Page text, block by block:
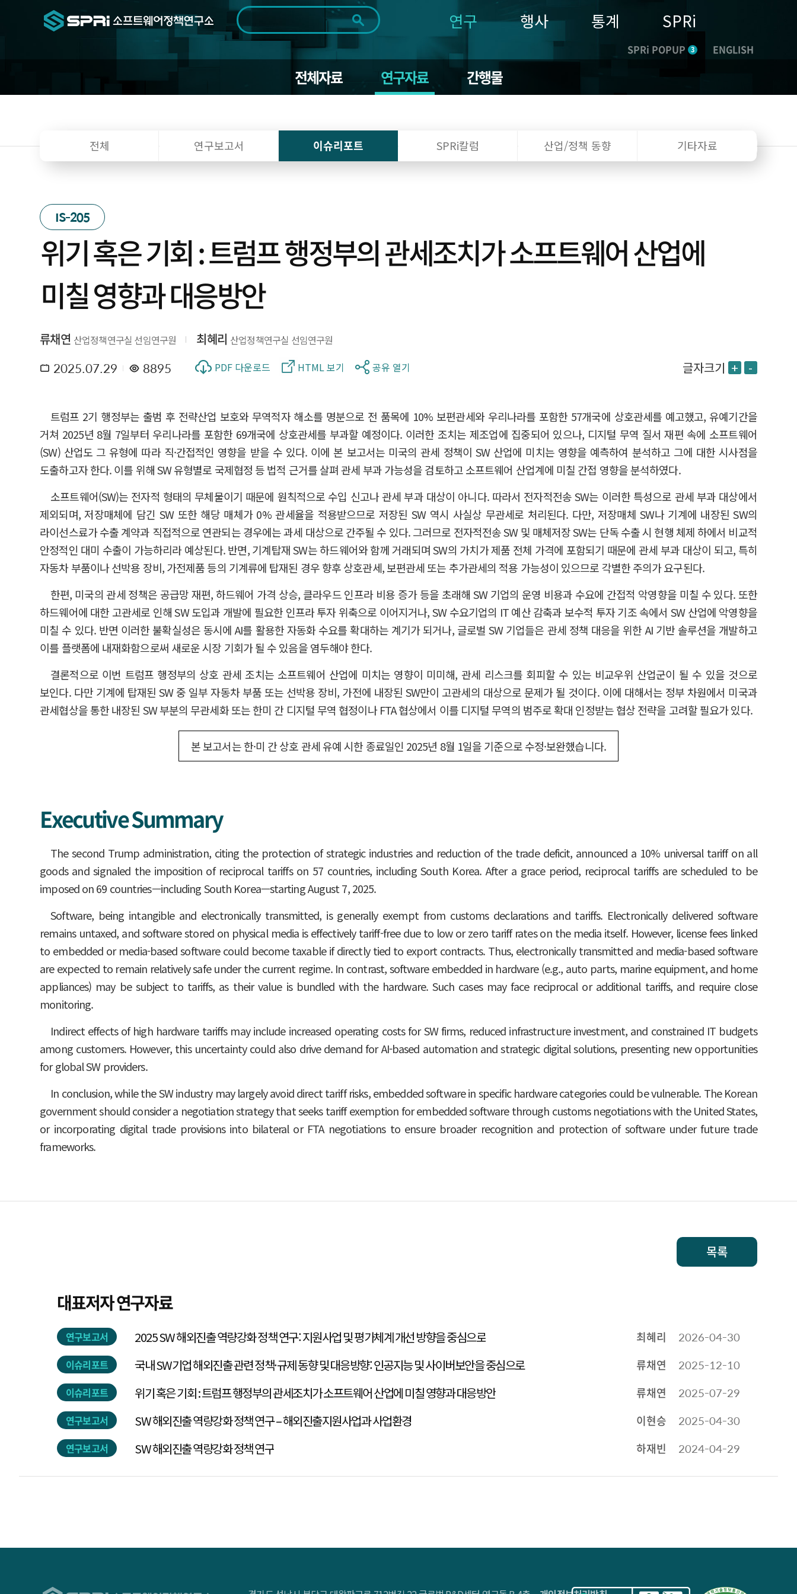
검색범위 전체
기간 전체 1일 1주 1개월 3개월 1년
~
일
연구 행사 통계 SPRi
SPRi POPUP 3 ENGLISH
전체자료 연구자료 간행물
전체 연구보고서 이슈리포트 SPRi칼럼 산업/정책 동향 기타자료
IS-205
위기 혹은 기회 : 트럼프 행정부의 관세조치가 소프트웨어 산업에
미칠 영향과 대응방안
류채연 산업정책연구실 선임연구원 최혜리 산업정책연구실 선임연구원
2025.07.29 8895 PDF 다운로드 HTML 보기 공유 열기 글자크기 + -
트럼프 2기 행정부는 출범 후 전략산업 보호와 무역적자 해소를 명분으로 전 품목에 10% 보편관세와 우리나라를 포함한 57개국에 상호관세를 예고했고, 유예기간을
거쳐 2025년 8월 7일부터 우리나라를 포함한 69개국에 상호관세를 부과할 예정이다. 이러한 조치는 제조업에 집중되어 있으나, 디지털 무역 질서 재편 속에 소프트웨어
(SW) 산업도 그 유형에 따라 직·간접적인 영향을 받을 수 있다. 이에 본 보고서는 미국의 관세 정책이 SW 산업에 미치는 영향을 예측하여 분석하고 그에 대한 시사점을
도출하고자 한다. 이를 위해 SW 유형별로 국제협정 등 법적 근거를 살펴 관세 부과 가능성을 검토하고 소프트웨어 산업계에 미칠 간접 영향을 분석하였다.
소프트웨어(SW)는 전자적 형태의 무체물이기 때문에 원칙적으로 수입 신고나 관세 부과 대상이 아니다. 따라서 전자적전송 SW는 이러한 특성으로 관세 부과 대상에서
제외되며, 저장매체에 담긴 SW 또한 해당 매체가 0% 관세율을 적용받으므로 저장된 SW 역시 사실상 무관세로 처리된다. 다만, 저장매체 SW나 기계에 내장된 SW의
라이선스료가 수출 계약과 직접적으로 연관되는 경우에는 과세 대상으로 간주될 수 있다. 그러므로 전자적전송 SW 및 매체저장 SW는 단독 수출 시 현행 체제 하에서 비교적
안정적인 대미 수출이 가능하리라 예상된다. 반면, 기계탑재 SW는 하드웨어와 함께 거래되며 SW의 가치가 제품 전체 가격에 포함되기 때문에 관세 부과 대상이 되고, 특히
자동차 부품이나 선박용 장비, 가전제품 등의 기계류에 탑재된 경우 향후 상호관세, 보편관세 또는 추가관세의 적용 가능성이 있으므로 각별한 주의가 요구된다.
한편, 미국의 관세 정책은 공급망 재편, 하드웨어 가격 상승, 클라우드 인프라 비용 증가 등을 초래해 SW 기업의 운영 비용과 수요에 간접적 악영향을 미칠 수 있다. 또한
하드웨어에 대한 고관세로 인해 SW 도입과 개발에 필요한 인프라 투자 위축으로 이어지거나, SW 수요기업의 IT 예산 감축과 보수적 투자 기조 속에서 SW 산업에 악영향을
미칠 수 있다. 반면 이러한 불확실성은 동시에 AI를 활용한 자동화 수요를 확대하는 계기가 되거나, 글로벌 SW 기업들은 관세 정책 대응을 위한 AI 기반 솔루션을 개발하고
이를 플랫폼에 내재화함으로써 새로운 시장 기회가 될 수 있음을 염두해야 한다.
결론적으로 이번 트럼프 행정부의 상호 관세 조치는 소프트웨어 산업에 미치는 영향이 미미해, 관세 리스크를 회피할 수 있는 비교우위 산업군이 될 수 있을 것으로
보인다. 다만 기계에 탑재된 SW 중 일부 자동차 부품 또는 선박용 장비, 가전에 내장된 SW만이 고관세의 대상으로 문제가 될 것이다. 이에 대해서는 정부 차원에서 미국과
관세협상을 통한 내장된 SW 부분의 무관세화 또는 한미 간 디지털 무역 협정이나 FTA 협상에서 이를 디지털 무역의 범주로 확대 인정받는 협상 전략을 고려할 필요가 있다.
본 보고서는 한·미 간 상호 관세 유예 시한 종료일인 2025년 8월 1일을 기준으로 수정·보완했습니다.
Executive Summary
The second Trump administration, citing the protection of strategic industries and reduction of the trade deficit, announced a 10% universal tariff on all
goods and signaled the imposition of reciprocal tariffs on 57 countries, including South Korea. After a grace period, reciprocal tariffs are scheduled to be
imposed on 69 countries—including South Korea—starting August 7, 2025.
Software, being intangible and electronically transmitted, is generally exempt from customs declarations and tariffs. Electronically delivered software
remains untaxed, and software stored on physical media is effectively tariff-free due to low or zero tariff rates on the media itself. However, license fees linked
to embedded or media-based software could become taxable if directly tied to export contracts. Thus, electronically transmitted and media-based software
are expected to remain relatively safe under the current regime. In contrast, software embedded in hardware (e.g., auto parts, marine equipment, and home
appliances) may be subject to tariffs, as their value is bundled with the hardware. Such cases may face reciprocal or additional tariffs, and require close
monitoring.
Indirect effects of high hardware tariffs may include increased operating costs for SW firms, reduced infrastructure investment, and constrained IT budgets
among customers. However, this uncertainty could also drive demand for AI-based automation and strategic digital solutions, presenting new opportunities
for global SW providers.
In conclusion, while the SW industry may largely avoid direct tariff risks, embedded software in specific hardware categories could be vulnerable. The Korean
government should consider a negotiation strategy that seeks tariff exemption for embedded software through customs negotiations with the United States,
or incorporating digital trade provisions into bilateral or FTA negotiations to ensure broader recognition and protection of software under future trade
frameworks.
목록
대표저자 연구자료
연구보고서 2025 SW 해외진출 역량강화 정책 연구: 지원사업 및 평가체계 개선 방향을 중심으로 최혜리 2026-04-30
이슈리포트 국내 SW기업 해외진출 관련 정책·규제 동향 및 대응방향: 인공지능 및 사이버보안을 중심으로 류채연 2025-12-10
이슈리포트 위기 혹은 기회 : 트럼프 행정부의 관세조치가 소프트웨어 산업에 미칠 영향과 대응방안 류채연 2025-07-29
연구보고서 SW 해외진출 역량강화 정책 연구 – 해외진출지원사업과 사업환경 이현승 2025-04-30
연구보고서 SW 해외진출 역량강화 정책 연구 하재빈 2024-04-29